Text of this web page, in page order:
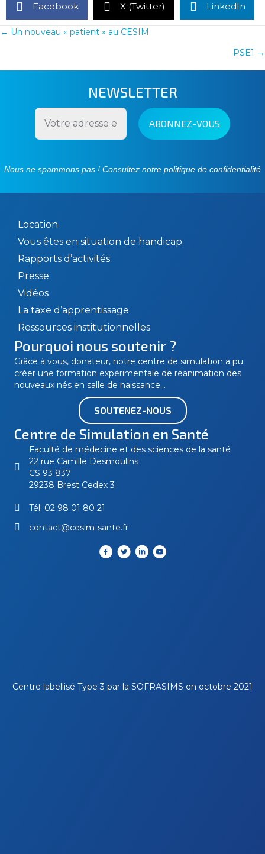
Facebook X (Twitter) LinkedIn
Posts
← Un nouveau « patient » au CESIM
PSE1 →
NEWSLETTER
Nous ne spammons pas ! Consultez notre politique de confidentialité
Location
Vous êtes en situation de handicap
Rapports d’activités
Presse
Vidéos
La taxe d’apprentissage
Ressources institutionnelles
Pourquoi nous soutenir ?
Grâce à vous, donateur, notre centre de simulation a pu
créer une formation expérimentale de réanimation des
nouveaux nés en salle de naissance…
SOUTENEZ-NOUS
Centre de Simulation en Santé
Faculté de médecine et des sciences de la santé
22 rue Camille Desmoulins
CS 93 837
29238 Brest Cedex 3
Tél. 02 98 01 80 21
contact@cesim-sante.fr
Centre labellisé Type 3 par la SOFRASIMS en octobre 2021